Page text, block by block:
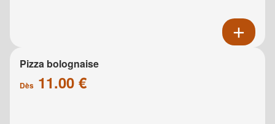
Pizza bolognaise
Dès 11.00 €